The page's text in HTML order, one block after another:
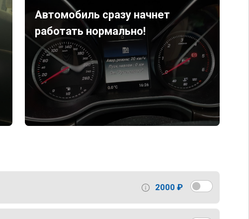
Автомобиль сразу начнет
работать нормально!
2000 ₽